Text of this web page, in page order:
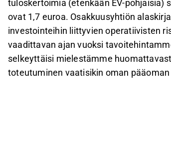
tuloskertoimia (etenkään EV-pohjaisia)
ovat 1,7 euroa. Osakkuusyhtiön
investointeihin liittyvien operatiivisten
vaadittavan ajan vuoksi
selkeyttäisi mielestämme
toteutuminen vaatisikin oman